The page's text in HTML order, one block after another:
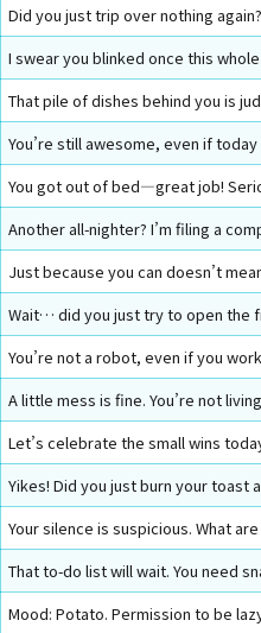
Did you just trip over nothing
I swear you blinked once this
That pile of dishes behind you is
You’re still awesome, even if today
You got out of bed—great job!
Another all-nighter? I’m filing a
Just because you can doesn’t
Wait… did you just try to open the
You’re not a robot, even if you
A little mess is fine. You’re not
Let’s celebrate the small wins
Yikes! Did you just burn your toast
Your silence is suspicious. What
That to-do list will wait. You need
Mood: Potato. Permission to be